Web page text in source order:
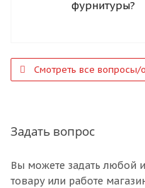
фурнитуры?
Смотреть все вопросы/
Задать вопрос
Вы можете задать любой
товару или работе